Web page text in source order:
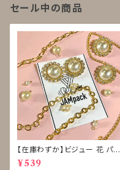
セール中の商品
【在庫わずか】ビジュー 花 パー
ル ボタン 再販なし
¥539